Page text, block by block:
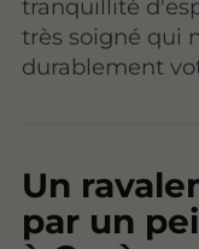
tranquillité
très soigné qui
durablement
Un
par un